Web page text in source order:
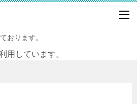
おります。
用しています。